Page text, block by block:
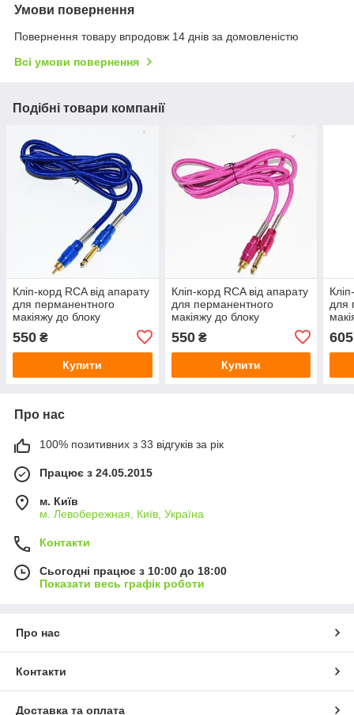
Умови повернення
Повернення товару впродовж 14 днів за домовленістю
Всі умови повернення
Подібні товари компанії
Кліп-корд RCA від апарату
для перманентного
макіяжу до блоку
550 ₴
Купити
Кліп-корд RCA від апарату
для перманентного
макіяжу до блоку
550₴
Купити
для
605
Про нас
100% позитивних з 33 відгуків за рік
Працює з 24.05.2015
м. Київ
м. Левобережная, Київ, Україна
Контакти
Сьогодні працює з 10:00 до 18:00
Показати весь графік роботи
Про нас
Контакти
Доставка та оплата